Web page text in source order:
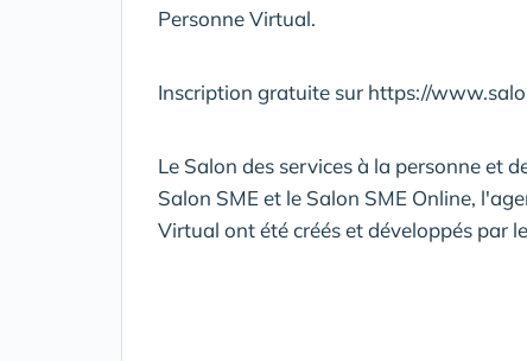
Personne Virtual.
Inscription gratuite sur https://
Le Salon des services à la personne et
Salon SME et le Salon SME Online,
Virtual ont été créés et développés par